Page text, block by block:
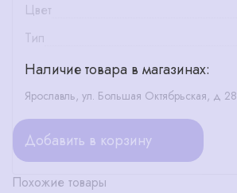
Цвет
Тип
Наличие товара в магазинах:
Ярославль, ул. Большая Октябрьская, д 28
Добавить в корзину
Похожие товары